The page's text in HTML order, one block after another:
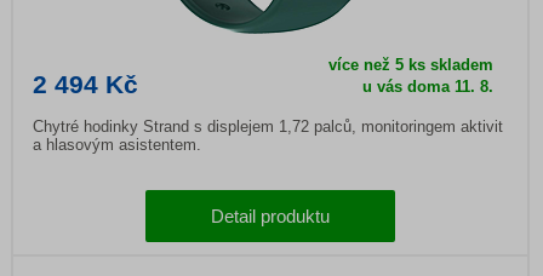
2 494 Kč
více než 5 ks skladem
u vás doma11. 8.
Chytré hodinky Strand s displejem 1,72 palců, monitoringem aktivit
a hlasovým asistentem.
Detail produktu